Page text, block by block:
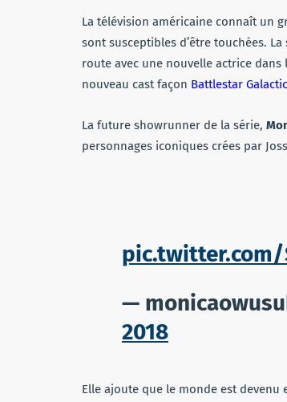
La télévision américaine connaît un
sont susceptibles d’être touchées.
route avec une nouvelle actrice
nouveau cast façon Battlestar
La future showrunner de la série,
personnages iconiques crées par
pic.twitter.com/
—
2018
Elle ajoute que le monde est devenu